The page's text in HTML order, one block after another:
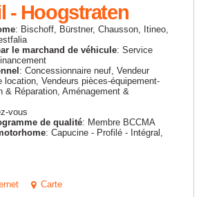
- Hoogstraten
: Bischoff, Bürstner, Chausson, Itineo,
le marchand de véhicule: Service
: Concessionnaire neuf, Vendeur
Vendeurs pièces-équipement-
& Réparation, Aménagement &
vous
de qualité: Membre BCCMA
: Capucine - Profilé - Intégral,
Carte